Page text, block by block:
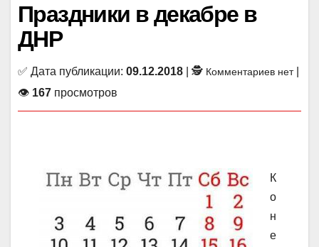
Праздники в декабре в
ДНР
✅ Дата публикации: 09.12.2018 | 🕵 Комментариев нет|
👁 167 просмотров
К
о
н
е